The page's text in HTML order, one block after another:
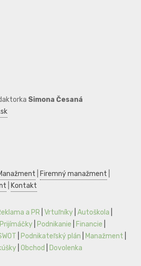
Simona Česaná
Firemný manažment
Kontakt
a PR Vrtuľníky Autoškola
Prijímáčky Podnikanie Financie
Podnikateľský plán Manažment
Obchod Dovolenka